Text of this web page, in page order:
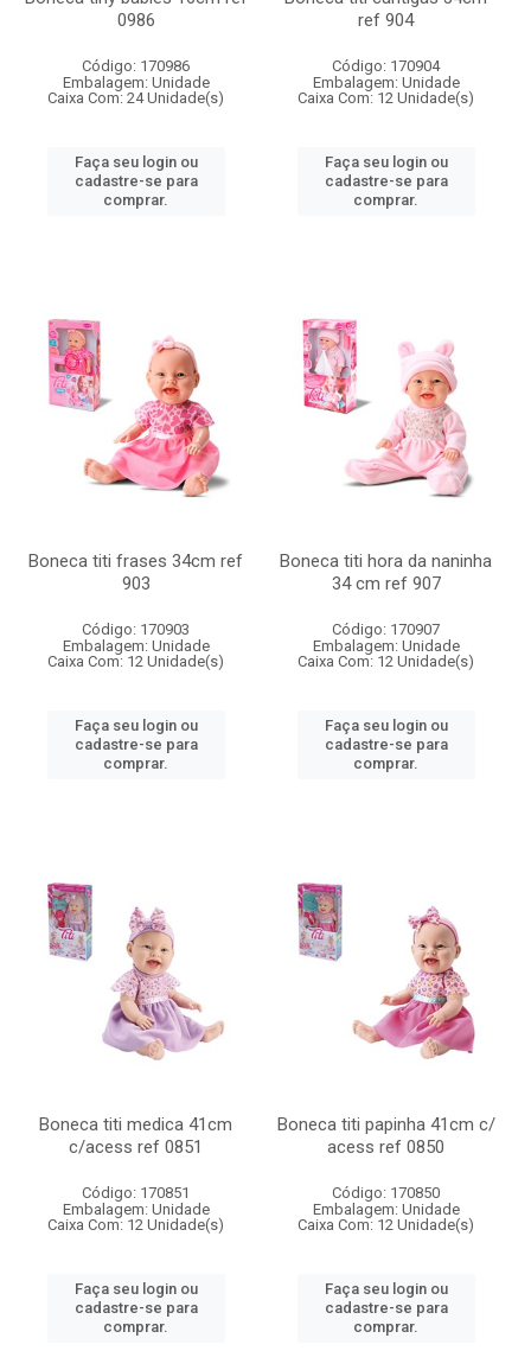
0986
Código: 170986
Embalagem: Unidade
Caixa Com: 24 Unidade(s)
Faça seu login ou
cadastre-se para
comprar.
ref 904
Código: 170904
Embalagem: Unidade
Caixa Com: 12 Unidade(s)
Faça seu login ou
cadastre-se para
comprar.
Boneca titi frases 34cm ref
903
Código: 170903
Embalagem: Unidade
Caixa Com: 12 Unidade(s)
Faça seu login ou
cadastre-se para
comprar.
Boneca titi hora da naninha
34 cm ref 907
Código: 170907
Embalagem: Unidade
Caixa Com: 12 Unidade(s)
Faça seu login ou
cadastre-se para
comprar.
Boneca titi medica 41cm
c/acess ref 0851
Código: 170851
Embalagem: Unidade
Caixa Com: 12 Unidade(s)
Faça seu login ou
cadastre-se para
comprar.
Boneca titi papinha 41cm c/
acess ref 0850
Código: 170850
Embalagem: Unidade
Caixa Com: 12 Unidade(s)
Faça seu login ou
cadastre-se para
comprar.